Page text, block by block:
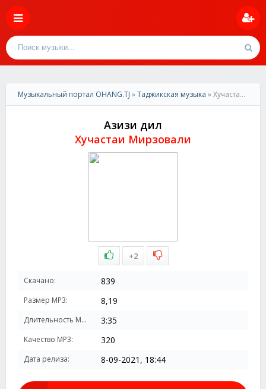
Музыкальный портал OHANG.TJ »Таджикская музыка » Хучастаи Мирзовали-Азизи дил
Азизи дил
Хучастаи Мирзовали
+2
Скачано: 839
Размер MP3: 8,19
Длительность MP3: 3:35
Качество MP3: 320
Дата релиза: 8-09-2021, 18:44